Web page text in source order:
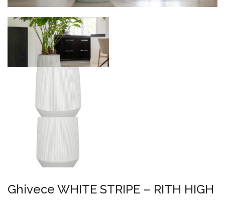
MOBILIER URBAN
Ghivece WHITE STRIPE – RITH HIGH